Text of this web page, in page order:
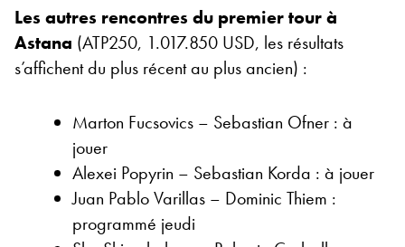
Les autres rencontres du premier tour à
Astana (ATP250, 1.017.850 USD, les résultats
s’affichent du plus récent au plus ancien) :
Marton Fucsovics – Sebastian Ofner : à
jouer
Alexei Popyrin – Sebastian Korda : à jouer
Juan Pablo Varillas – Dominic Thiem :
programmé jeudi